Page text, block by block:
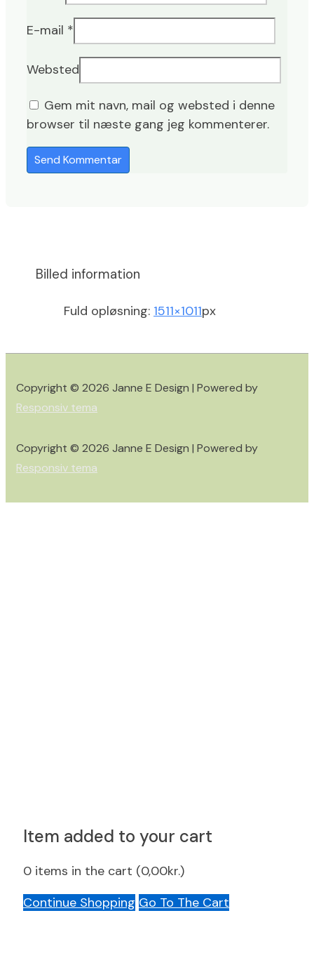
E-mail *
Websted
Gem mit navn, mail og websted i denne
browser til næste gang jeg kommenterer.
Billed information
Fuld opløsning: 1511×1011px
Copyright © 2026 Janne E Design | Powered by
Responsiv tema
Copyright © 2026 Janne E Design | Powered by
Responsiv tema
Item added to your cart
0 items in the cart (0,00kr.)
Continue Shopping Go To The Cart